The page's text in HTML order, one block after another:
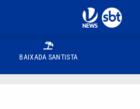
BAIXADA SANTISTA